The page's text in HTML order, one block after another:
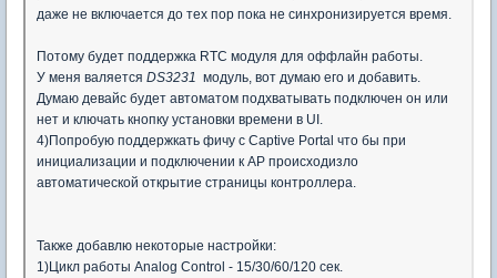
даже не включается до тех пор пока не синхронизируется время.
Потому будет поддержка RTC модуля для оффлайн работы.
У меня валяется DS3231 модуль, вот думаю его и добавить.
Думаю девайс будет автоматом подхватывать подключен он или
нет и ключать кнопку установки времени в UI.
4)Попробую поддержкать фичу с Captive Portal что бы при
инициализации и подключении к AP происходизло
автоматической открытие страницы контроллера.
Также добавлю некоторые настройки:
1)Цикл работы Analog Control - 15/30/60/120 сек.